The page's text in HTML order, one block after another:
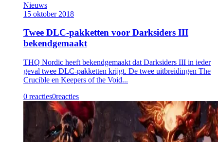
Nieuws
15 oktober 2018
Twee DLC-pakketten voor Darksiders III
bekendgemaakt
THQ Nordic heeft bekendgemaakt dat Darksiders III in ieder
geval twee DLC-pakketten krijgt. De twee uitbreidingen The
Crucible en Keepers of the Void...
0 reacties0reacties